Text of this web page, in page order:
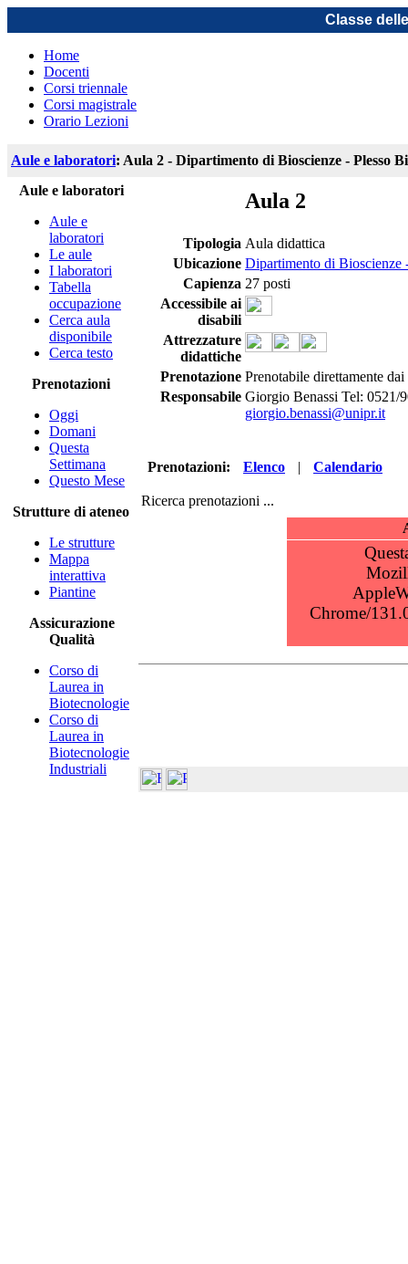
Classe
Home
Docenti
Corsi triennale
Corsi magistrale
Orario Lezioni
Aule e laboratori: Aula 2 - Dipartimento di Bioscienze - Plesso
Aule e laboratori
Aule e
laboratori
Le aule
I laboratori
Tabella
occupazione
Cerca aula
disponibile
Cerca testo
Prenotazioni
Oggi
Domani
Questa
Settimana
Questo Mese
Strutture di ateneo
Le strutture
Mappa
interattiva
Piantine
Assicurazione
Qualità
Corso di
Laurea in
Biotecnologie
Corso di
Laurea in
Biotecnologie
Industriali
Aula 2
Tipologia Aula didattica
Ubicazione Dipartimento di Bioscienze
Capienza 27 posti
Accessibile ai
disabili
Attrezzature
didattiche
Prenotazione Prenotabile direttamente
Responsabile Giorgio Benassi Tel: 0521/
giorgio.benassi@unipr.it
Prenotazioni: Elenco | Calendario
Ricerca prenotazioni ...